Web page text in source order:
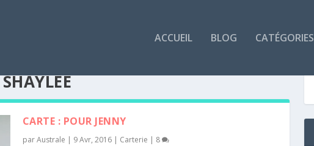
ACCUEIL BLOG CATÉGORIES
CARTE : POUR JENNY
parAustrale | 9 Avr, 2016| Carterie | 8